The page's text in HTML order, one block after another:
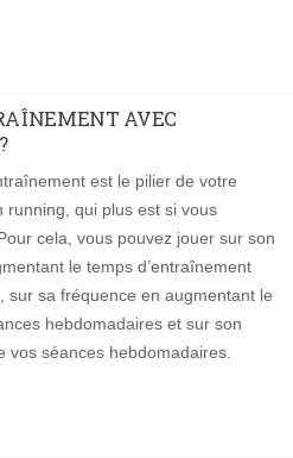
AVEC
est le pilier de votre
running, qui plus est si vous
cela, vous pouvez jouer sur son
le temps d’entraînement
sur sa fréquence en augmentant le
hebdomadaires et sur son
vos séances hebdomadaires.